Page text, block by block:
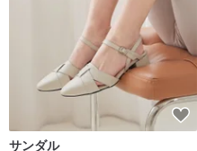
サンダル